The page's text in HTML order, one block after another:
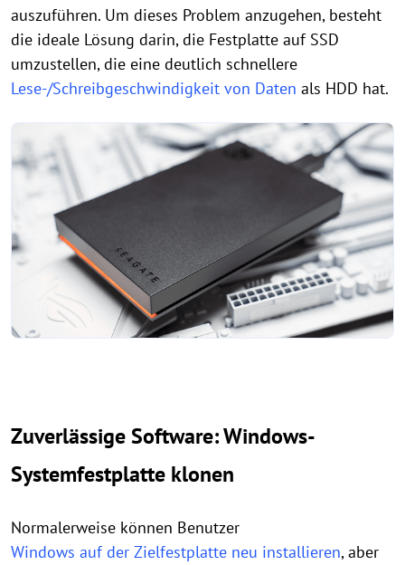
auszuführen. Um dieses Problem anzugehen, besteht
die ideale Lösung darin, die Festplatte auf SSD
umzustellen, die eine deutlich schnellere
Lese-/Schreibgeschwindigkeit von Daten als HDD hat.
Zuverlässige Software: Windows-
Systemfestplatte klonen
Normalerweise können Benutzer
Windows auf der Zielfestplatte neu installieren, aber